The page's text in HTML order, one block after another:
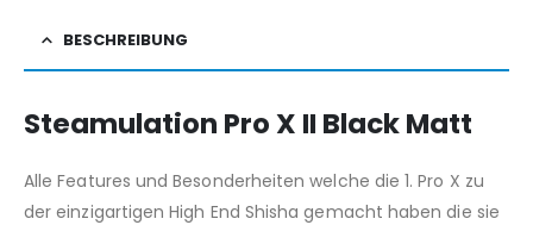
BESCHREIBUNG
Steamulation Pro X II Black Matt
Alle Features und Besonderheiten welche die 1. Pro X zu
der einzigartigen High End Shisha gemacht haben die sie